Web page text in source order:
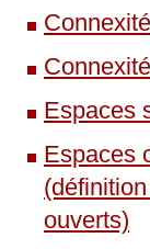
Connexité
Espaces
Espaces
ouverts)